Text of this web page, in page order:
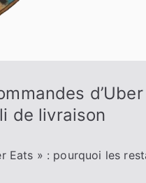
de livraison
Eats » : pourquoi les